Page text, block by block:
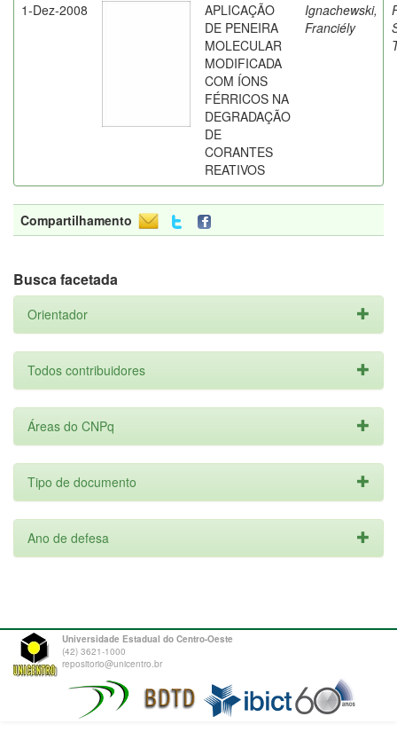
1-Dez-2008
APLICAÇÃO
DE PENEIRA
MOLECULAR
MODIFICADA
COM ÍONS
FÉRRICOS NA
DEGRADAÇÃO
DE
CORANTES
REATIVOS
Ignachewski,
Franciély
Compartilhamento
Busca facetada
Orientador
Todos contribuidores
Áreas do CNPq
Tipo de documento
Ano de defesa
Universidade Estadual do Centro-Oeste
(42) 3621-1000
repositorio@unicentro.br